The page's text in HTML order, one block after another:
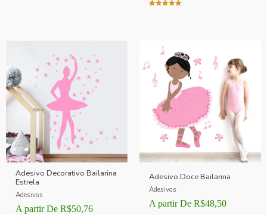
Adesivo Decorativo Bailarina
Estrela
Adesivos
A partir De R$50,76
Adesivo Doce Bailarina
Adesivos
A partir De R$48,50